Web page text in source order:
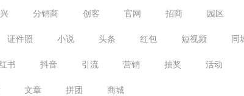
分销商 创客 官网 招商 园区
证件照 小说 头条 红包 短视频 同
书 抖音 引流 营销 抽奖 活动
文章 拼团 商城